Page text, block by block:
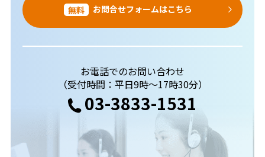
無料 お問合せフォームはこちら
お電話でのお問い合わせ
（受付時間：平日9時～17時30分）
03-3833-1531